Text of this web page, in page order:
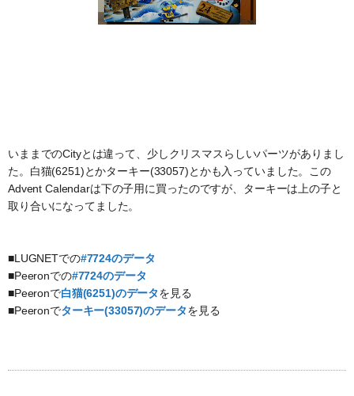
いままでのCityとは違って、少しクリスマスらしいパーツがありまし
た。白猫(6251)とかターキー(33057)とかも入っていました。この
Advent Calendarは下の子用に買ったのですが、ターキーは上の子と
取り合いになってました。
■LUGNETでの#7724のデータ
■Peeronでの#7724のデータ
■Peeronで白猫(6251)のデータを見る
■Peeronでターキー(33057)のデータを見る